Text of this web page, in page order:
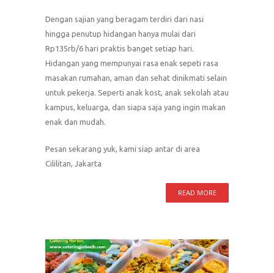
Dengan sajian yang beragam terdiri dari nasi
hingga penutup hidangan hanya mulai dari
Rp135rb/6 hari praktis banget setiap hari.
Hidangan yang mempunyai rasa enak sepeti rasa
masakan rumahan, aman dan sehat dinikmati selain
untuk pekerja. Seperti anak kost, anak sekolah atau
kampus, keluarga, dan siapa saja yang ingin makan
enak dan mudah.
Pesan sekarang yuk, kami siap antar di area
Cililitan, Jakarta
READ MORE